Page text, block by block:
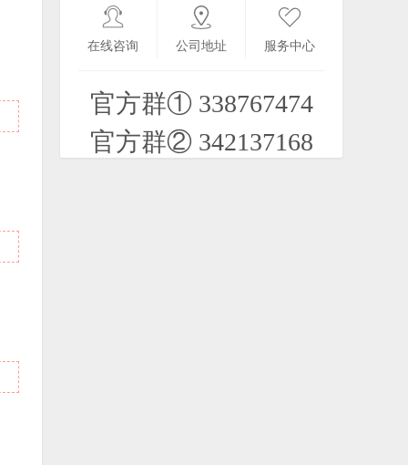
N9游戏 (大型)：亡命飞车 Protoxide-
DeathRace
N9游戏 (大型)：重力小子 Gravity Guy
2020-07-29
在线咨询 公司地址 服务中心
官方群① 338767474
官方群② 342137168